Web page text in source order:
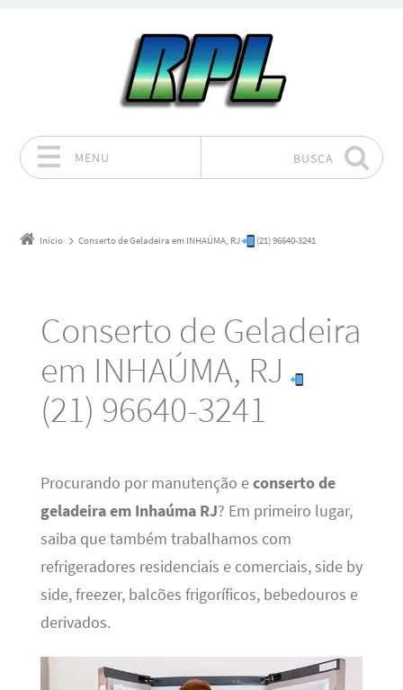
MENU BUSCA
Início Conserto de Geladeira em INHAÚMA, RJ (21) 96640-3241
Conserto de Geladeira
em INHAÚMA, RJ
(21) 96640-3241
Procurando por manutenção econserto de
geladeira em Inhaúma RJ? Em primeiro lugar,
saiba que também trabalhamos com
refrigeradores residenciais e comerciais, side by
side, freezer, balcões frigoríficos, bebedouros e
derivados.